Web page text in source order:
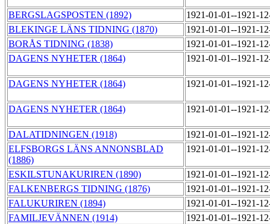
BERGSLAGSPOSTEN (1892)
1921-01-01--1921-
BLEKINGE LÄNS TIDNING (1870)
1921-01-01--1921-
BORÅS TIDNING (1838)
1921-01-01--1921-
DAGENS NYHETER (1864)
1921-01-01--1921-
DAGENS NYHETER (1864) 1921-01-01--1921-
DAGENS NYHETER (1864) 1921-01-01--1921-
DALATIDNINGEN (1918)
1921-01-01--1921-
ELFSBORGS LÄNS ANNONSBLAD
(1886)
1921-01-01--1921-
ESKILSTUNAKURIREN (1890)
1921-01-01--1921-
FALKENBERGS TIDNING (1876)
1921-01-01--1921-
FALUKURIREN (1894)
1921-01-01--1921-
FAMILJEVÄNNEN (1914)
1921-01-01--1921-